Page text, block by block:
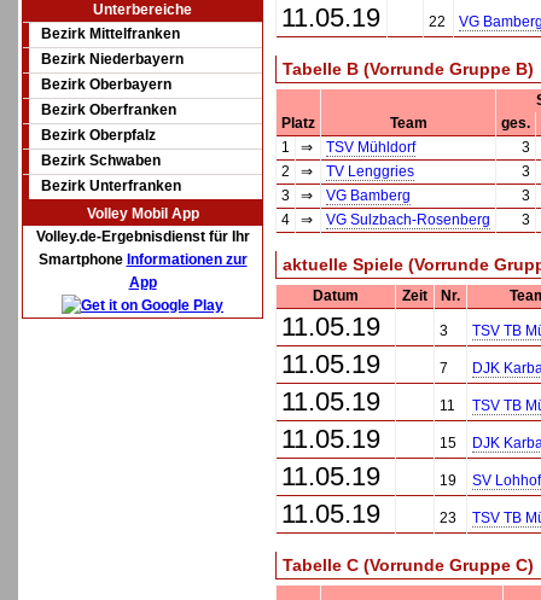
Unterbereiche
Bezirk Mittelfranken
Bezirk Niederbayern
Bezirk Oberbayern
Bezirk Oberfranken
Bezirk Oberpfalz
Bezirk Schwaben
Bezirk Unterfranken
Volley Mobil App
Volley.de-Ergebnisdienst für Ihr
Smartphone Informationen zur
App
11.05.19 22 VG
Tabelle B (Vorrunde Gruppe B)
Platz
Team
ges.
1
⇒ TSV Mühldorf
3
2
⇒ TV Lenggries
3
3
⇒ VG Bamberg
3
4
⇒ VG Sulzbach-Rosenberg 3
aktuelle Spiele (Vorrunde
Datum Zeit Nr.
11.05.19 3 TSV TB
11.05.19 7 DJK
11.05.19 11 TSV TB
11.05.19 15 DJK
11.05.19 19 SV Lohhof
11.05.19 23 TSV TB
Tabelle C (Vorrunde Gruppe C)